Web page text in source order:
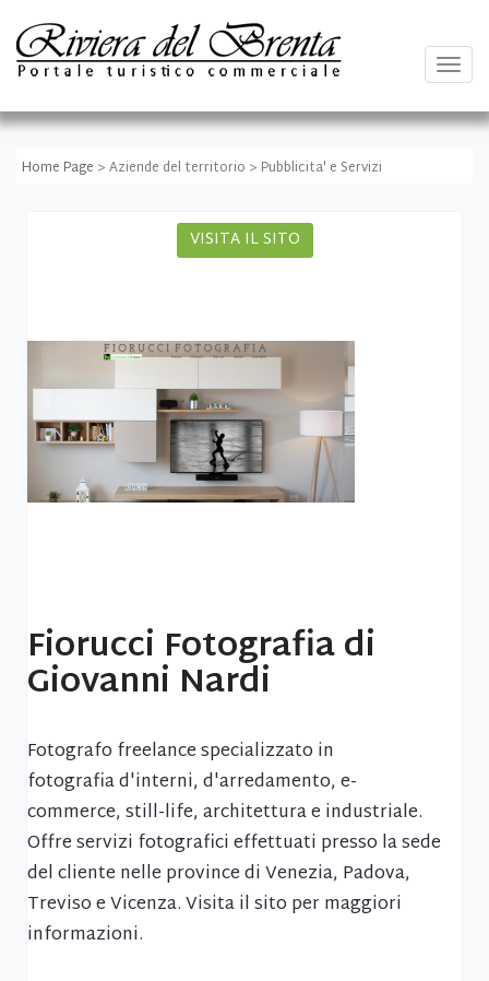
Home Page > Aziende del territorio > Pubblicita' e Servizi
VISITA IL SITO
Fiorucci Fotografia di
Giovanni Nardi
Fotografo freelance specializzato in
fotografia d'interni, d'arredamento, e-
commerce, still-life, architettura e industriale.
Offre servizi fotografici effettuati presso la sede
del cliente nelle province di Venezia, Padova,
Treviso e Vicenza. Visita il sito per maggiori
informazioni.